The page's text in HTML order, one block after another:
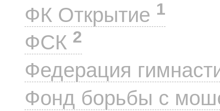
ФК Открытие 1
ФСК 2
Федерация
Фонд борьбы с